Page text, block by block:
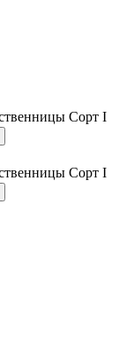
Сорт I
Сорт I